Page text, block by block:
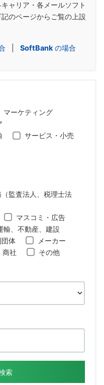
ャリア・各メールソフト
のページからご覧の上設
SoftBankの場合
マーケティング
サービス・小売
監査法人、税理士法
マスコミ・広告
輸、不動産、建設
体
メーカー
商社 その他